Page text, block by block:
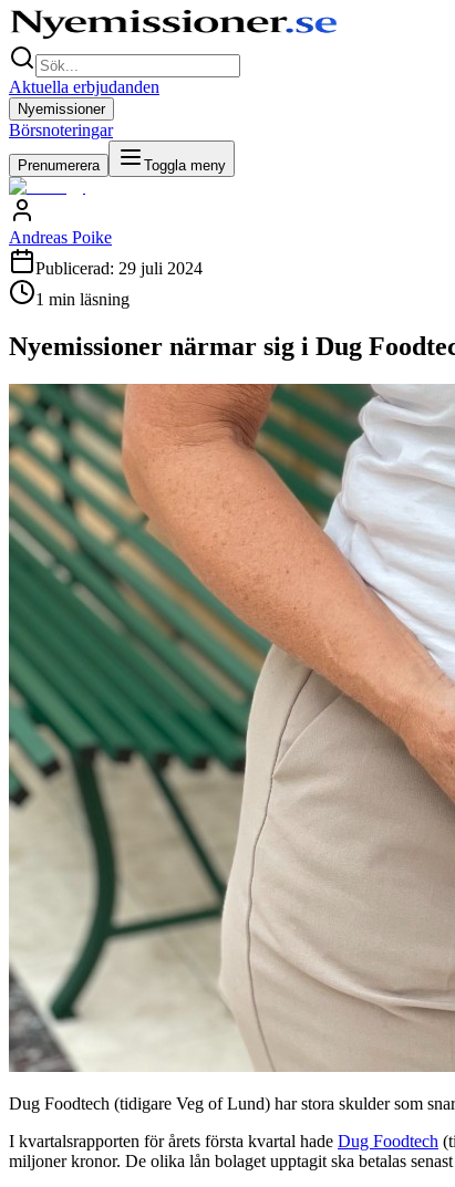
Aktuella erbjudanden
Nyemissioner
Börsnoteringar
Prenumerera Toggla meny
Andreas Poike
Publicerad: 29 juli 2024
1 min läsning
Nyemissioner närmar sig i Dug
Dug Foodtech (tidigare Veg of Lund) har stora skulder som
I kvartalsrapporten för årets första kvartal hade Dug Foodtech
miljoner kronor. De olika lån bolaget upptagit ska betalas